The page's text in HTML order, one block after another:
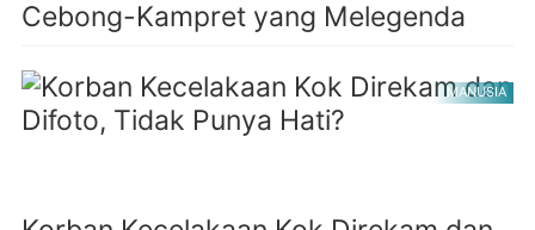
Cebong-Kampret yang Melegenda
MANUSIA